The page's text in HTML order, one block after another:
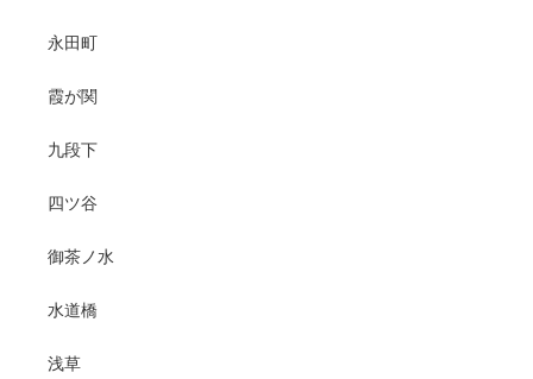
永田町
霞が関
九段下
四ツ谷
御茶ノ水
水道橋
浅草